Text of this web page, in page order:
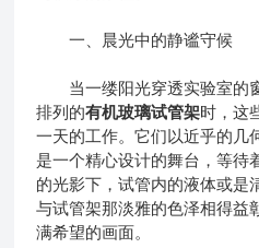
一、晨光中的静谧守候
当一缕阳光穿透实验室的
排列的有机玻璃试管架时，这
一天的工作。它们以近乎的几
是一个精心设计的舞台，等待
的光影下，试管内的液体或是
与试管架那淡雅的色泽相得益
满希望的画面。